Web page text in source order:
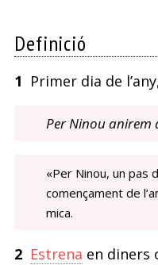
Definició
1 Primer dia de
Per Ninou anirem
«Per Ninou, un pas
començament de
mica.
2 Estrena en diners